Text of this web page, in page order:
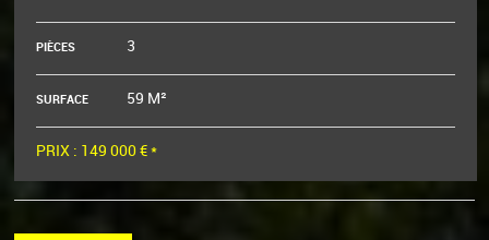
PIÈCES 3
SURFACE 59 M²
PRIX : 149 000 €*